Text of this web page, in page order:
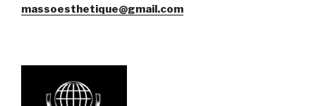
massoesthetique@gmail.com